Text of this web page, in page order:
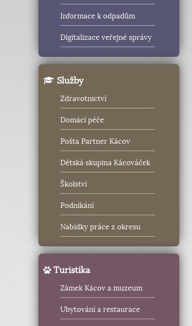
Informace k odpadům
Digitalizace veřejné správy
Služby
Zdravotnictví
Domácí péče
Pošta Partner Kácov
Dětská skupina Kácováček
Školství
Podnikání
Nabídky práce z okresu
Turistika
Zámek Kácov a muzeum
Ubytování a restaurace